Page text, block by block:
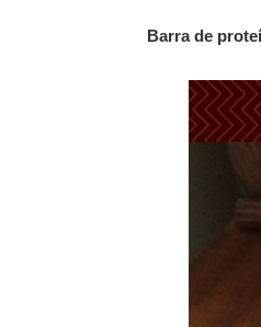
Barra de